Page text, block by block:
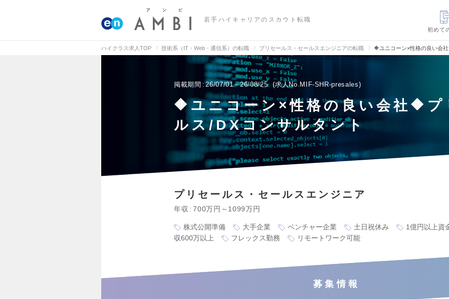
若手ハイキャリアのスカウト転職
初めて
ハイクラス求人TOP 技術系（IT・Web・通信系）の転職 プリセールス・セールスエンジニアの転職 🔶ユニコーン×性格の良い会
掲載期間 26/07/01～26/08/25 求人No.MIF-SHR-presales
🔶ユニコーン×性格の良い会社🔶
ルス/DXコンサルタント
プリセールス・セールスエンジニア
年収 700万円～1099万円
株式公開準備 大手企業 ベンチャー企業 土日祝休み
1億円以上資
収600万以上
フレックス勤務 リモートワーク可能
募集情報